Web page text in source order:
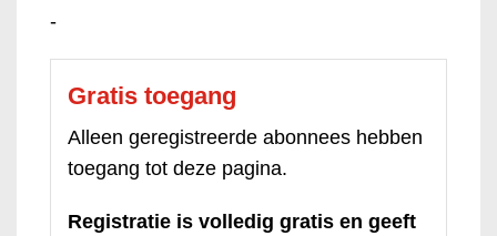
-
Gratis toegang
Alleen geregistreerde abonnees hebben
toegang tot deze pagina.
Registratie is volledig gratis en geeft